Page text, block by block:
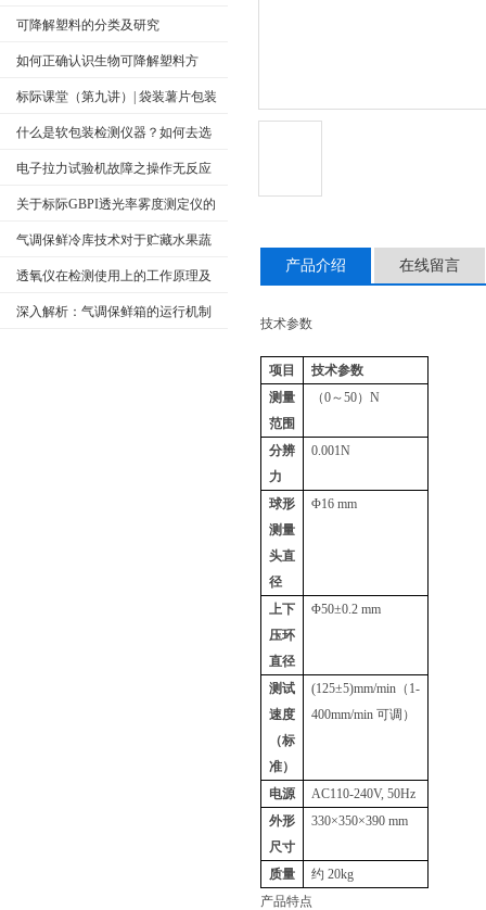
气阻隔性能的测试方法
可降解塑料的分类及研究
如何正确认识生物可降解塑料方
面？标际课堂（第九讲）| 袋装薯片包装
内气体成分测试方法
什么是软包装检测仪器？如何去选
择呢？
电子拉力试验机故障之操作无反应
紊乱应对方式
关于标际GBPI透光率雾度测定仪的
工作原理及使用条件
气调保鲜冷库技术对于贮藏水果蔬
菜的优劣势
透氧仪在检测使用上的工作原理及
相关应用范围
深入解析：气调保鲜箱的运行机制
产品介绍 在线留言
技术参数
项目
技术参数
测量
范围
（0～50） N
分辨
力
0.001N
球形
测量
头直
径
Φ16 mm
上下
压环
直径
Φ50±0.2 mm
测试
速度
（标
准）
(125±5)mm/min （ 1-
400mm/min 可调）
电源
AC110-240V, 50Hz
外形
尺寸
330×350×390 mm
质量 约 20kg
产品特点